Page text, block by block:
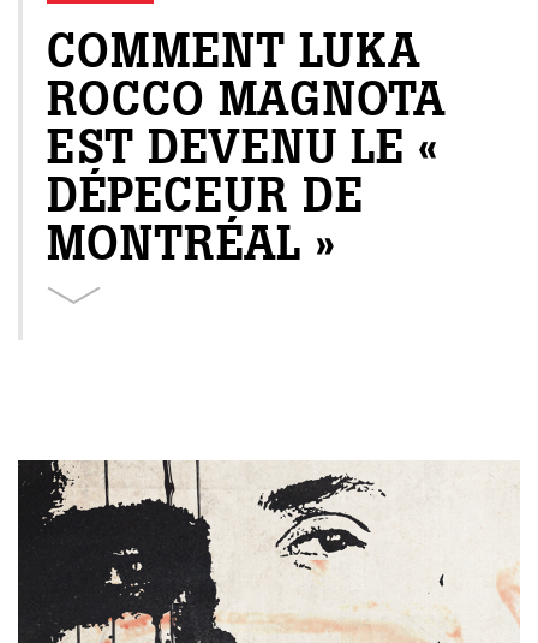
COMMENT LUKA
ROCCO MAGNOTA
EST DEVENU LE «
DÉPECEUR DE
MONTRÉAL »